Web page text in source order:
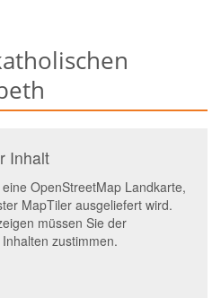
Inhalt
OpenStreetMap Landkarte,
MapTiler ausgeliefert wird.
müssen Sie der
zustimmen.